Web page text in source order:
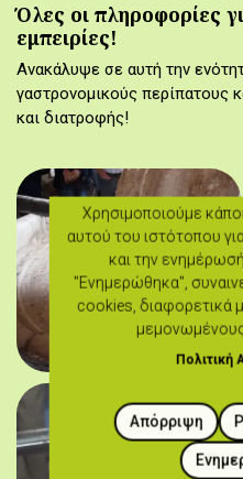
Όλες οι πληροφορίες
εμπειρίες!
Ανακάλυψε σε αυτή την
γαστρονομικούς περίπατους
και διατροφής!
Χρησιμοποιούμε
αυτού του ιστότοπου
και την
"Ενημερώθηκα",
cookies, διαφορετικά
Πολιτική
Απόρριψη